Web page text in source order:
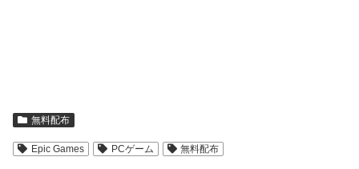
無料配布
Epic Games PCゲーム 無料配布